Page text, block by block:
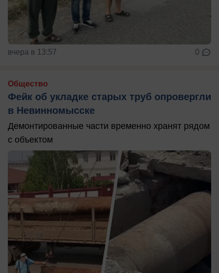
вчера в 13:57 0
Общество
Фейк об укладке старых труб опровергли
в Невинномысске
Демонтированные части временно хранят рядом
с объектом